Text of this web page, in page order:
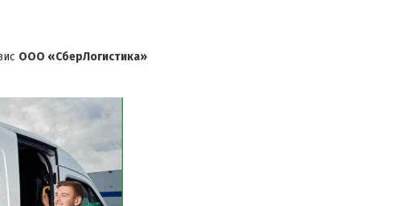
ООО «СберЛогистика»